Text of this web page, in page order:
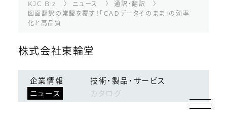
技術・製品・サービス
ランキング
ログイン 会員登録
KJC Biz ニュース
通訳・翻訳
図面翻訳の常識を覆す！「ＣＡＤデータそのまま」の効率
化と高品質
株式会社東輪堂
企業情報
技術・製品・サービス
ニュース
カタログ